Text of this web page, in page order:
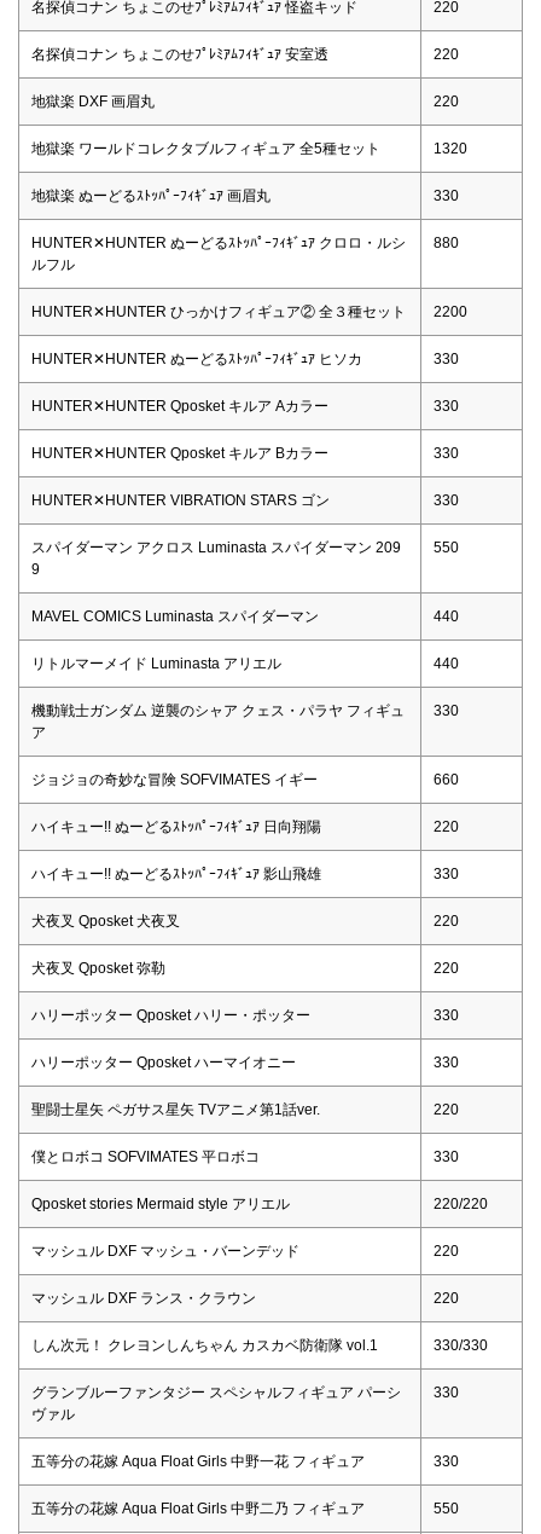
名探偵コナン ちょこのせﾌﾟﾚﾐｱﾑﾌｨｷﾞｭｱ 怪盗キッド 220
名探偵コナン ちょこのせﾌﾟﾚﾐｱﾑﾌｨｷﾞｭｱ 安室透 220
地獄楽 DXF 画眉丸 220
地獄楽 ワールドコレクタブルフィギュア 全5種セット 1320
地獄楽 ぬーどるｽﾄｯﾊﾟｰﾌｨｷﾞｭｱ 画眉丸 330
HUNTER✕HUNTER ぬーどるｽﾄｯﾊﾟｰﾌｨｷﾞｭｱ クロロ・ルシ
ルフル
880
HUNTER✕HUNTER ひっかけフィギュア② 全３種セット 2200
HUNTER✕HUNTER ぬーどるｽﾄｯﾊﾟｰﾌｨｷﾞｭｱ ヒソカ 330
HUNTER✕HUNTER Qposket キルア Aカラー 330
HUNTER✕HUNTER Qposket キルア Bカラー 330
HUNTER✕HUNTER VIBRATION STARS ゴン 330
スパイダーマン アクロス Luminasta スパイダーマン 209
9
550
MAVEL COMICS Luminasta スパイダーマン 440
リトルマーメイド Luminasta アリエル 440
機動戦士ガンダム 逆襲のシャア クェス・パラヤ フィギュ
ア
330
ジョジョの奇妙な冒険 SOFVIMATES イギー 660
ハイキュー!! ぬーどるｽﾄｯﾊﾟｰﾌｨｷﾞｭｱ 日向翔陽 220
ハイキュー!! ぬーどるｽﾄｯﾊﾟｰﾌｨｷﾞｭｱ 影山飛雄 330
犬夜叉 Qposket 犬夜叉 220
犬夜叉 Qposket 弥勒 220
ハリーポッター Qposket ハリー・ポッター 330
ハリーポッター Qposket ハーマイオニー 330
聖闘士星矢 ペガサス星矢 TVアニメ第1話ver. 220
僕とロボコ SOFVIMATES 平ロボコ 330
Qposket stories Mermaid style アリエル 220/220
マッシュル DXF マッシュ・バーンデッド 220
マッシュル DXF ランス・クラウン 220
しん次元！ クレヨンしんちゃん カスカベ防衛隊 vol.1 330/330
グランブルーファンタジー スペシャルフィギュア パーシ
ヴァル
330
五等分の花嫁 Aqua Float Girls 中野一花 フィギュア 330
五等分の花嫁 Aqua Float Girls 中野二乃 フィギュア 550